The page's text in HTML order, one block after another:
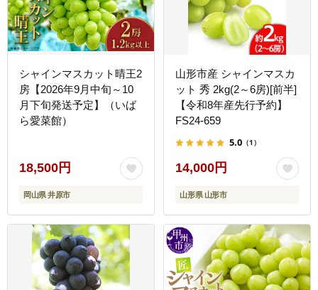
シャインマスカット晴王2
房【2026年9月中旬～10
月下旬発送予定】（いば
ら愛菜館）
18,500円
岡山県 井原市
山形市産 シャインマスカ
ット 秀 2kg(2～6房)[前半]
【令和8年産先行予約】
FS24-659
5.0 （1）
14,000円
山形県 山形市